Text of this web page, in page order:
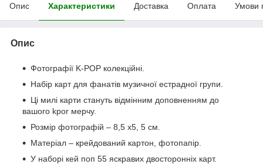
Опис Характеристики Доставка Оплата Умови
Опис
Фотографії K-POP колекційні.
Набір карт для фанатів музичної естрадної групи.
Ці милі карти стануть відмінним доповненням до
вашого kpor мерчу.
Розмір фотографій – 8,5 х5, 5 см.
Матеріал – крейдований картон, фотопапір.
У наборі кей поп 55 яскравих двосторонніх карт.